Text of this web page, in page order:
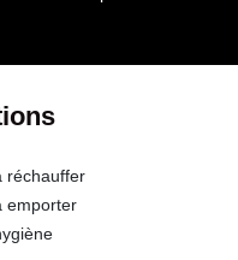
réchauffer
emporter